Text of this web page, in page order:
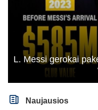
L. Messi gerokai
Naujausios